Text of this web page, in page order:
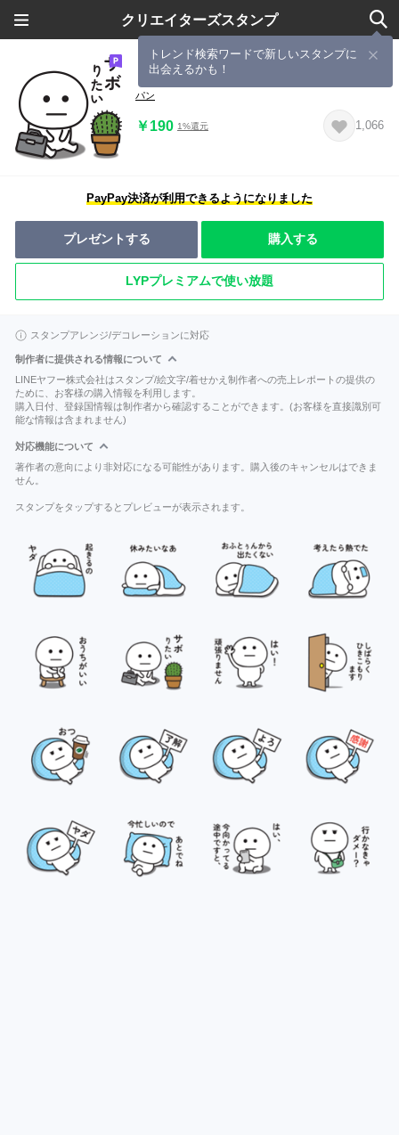
クリエイターズスタンプ
トレンド検索ワードで新しいスタンプに
出会えるかも！
まったくやる気が出ない時のスタンプ
パン
￥190 1%還元 1,066
PayPay決済が利用できるようになりました
プレゼントする 購入する
LYPプレミアムで使い放題
スタンプアレンジ/デコレーションに対応
制作者に提供される情報について
LINEヤフー株式会社はスタンプ/絵文字/着せかえ制作者への売上レポートの提供の
ために、お客様の購入情報を利用します。
購入日付、登録国情報は制作者から確認することができます。(お客様を直接識別可
能な情報は含まれません)
対応機能について
著作者の意向により非対応になる可能性があります。購入後のキャンセルはできま
せん。
スタンプをタップするとプレビューが表示されます。